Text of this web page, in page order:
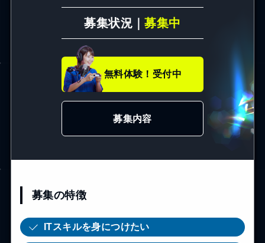
募集状況｜募集中
無料体験！受付中
募集内容
募集の特徴
ITスキルを身につけたい